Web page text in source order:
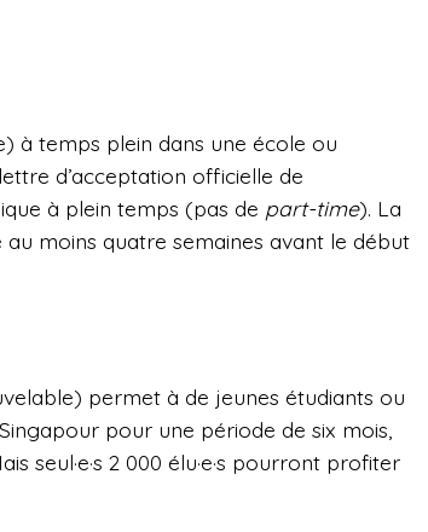
à temps plein dans une école ou
d’acceptation officielle de
à plein temps (pas de part-time). La
moins quatre semaines avant le début
permet à de jeunes étudiants ou
pour une période de six mois,
seul·e·s 2 000 élu·e·s pourront profiter